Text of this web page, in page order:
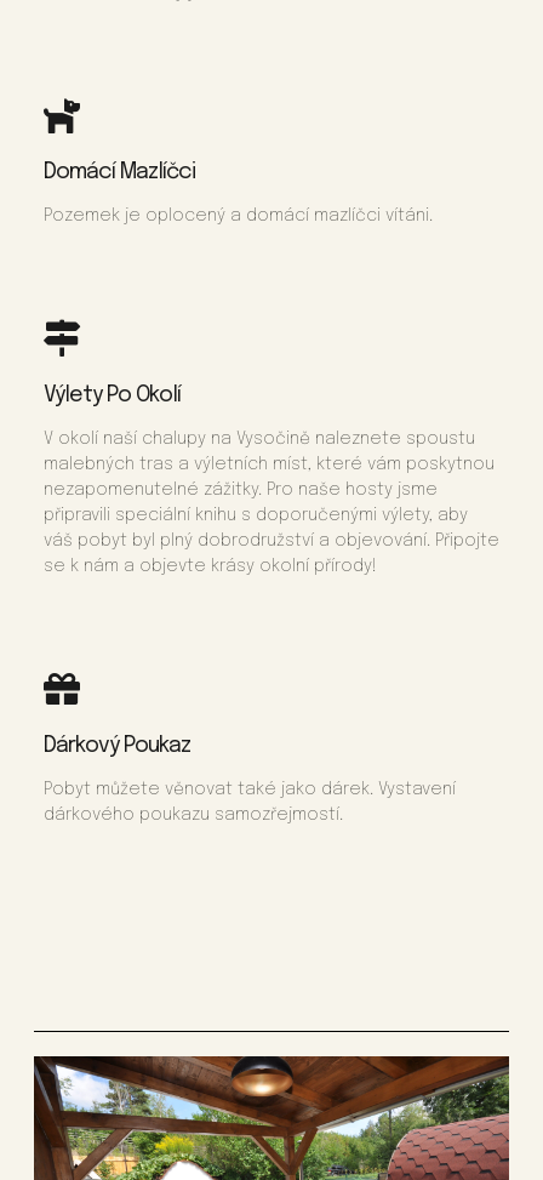
Domácí Mazlíčci
Pozemek je oplocený a domácí mazlíčci vítáni.
Výlety Po Okolí
V okolí naší chalupy na Vysočině naleznete spoustu
malebných tras a výletních míst, které vám poskytnou
nezapomenutelné zážitky. Pro naše hosty jsme
připravili speciální knihu s doporučenými výlety, aby
váš pobyt byl plný dobrodružství a objevování. Připojte
se k nám a objevte krásy okolní přírody!
Dárkový Poukaz
Pobyt můžete věnovat také jako dárek. Vystavení
dárkového poukazu samozřejmostí.